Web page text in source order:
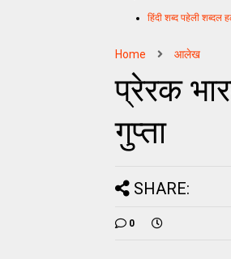
हिंदी शब्द पहेली शब्दल
Home आलेख
प्रेरक
गुप्ता
SHARE:
0